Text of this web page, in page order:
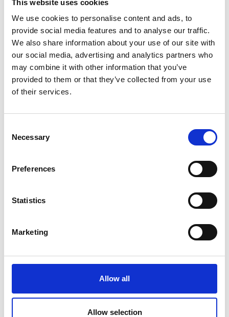
This website uses cookies
We use cookies to personalise content and ads, to
provide social media features and to analyse our traffic.
We also share information about your use of our site with
our social media, advertising and analytics partners who
may combine it with other information that you’ve
provided to them or that they’ve collected from your use
of their services.
Selection
Necessary
Preferences
Statistics
Marketing
Allow all
Allow selection
Kokonaisvaltaisen palvelun ostaminen samalta
toimittajalta kertoo siitä, että asioita on tehty oikein
ja mikä tärkeintä, se kertoo myös siitä, että
tehdyistä asioista on ollut hyötyä. Asiakkaalle
myymämme palvelut, osaaminen ja laitteet
tuottavat heillle mitattavaa hyötyä. Se on
onnistumisemme paras mittari.
liiketoiminnassamme siihen, minkä me parhaiten
osaamme.”